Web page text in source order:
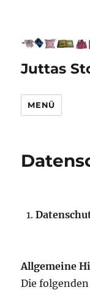
Juttas
MENÜ
Allgemeine
Die